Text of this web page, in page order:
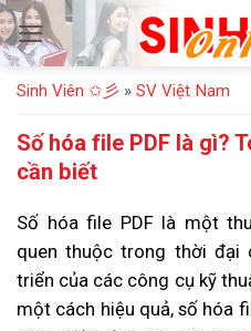
Bỏ
qua
nội
dung
Sinh Viên ✩彡 » SV Việt Nam
Số hóa file PDF là gì?
cần biết
Số hóa file PDF là một
quen thuộc trong thời đại
triển của các công cụ kỹ
một cách hiệu quả, số hóa